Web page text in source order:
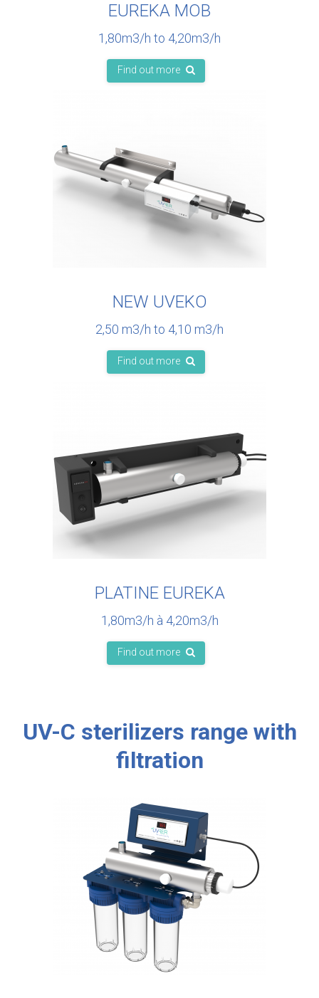
EUREKA MOB
1,80m3/h to 4,20m3/h
Find out more
NEW UVEKO
2,50 m3/h to 4,10 m3/h
Find out more
PLATINE EUREKA
1,80m3/h à 4,20m3/h
Find out more
UV-C sterilizers range with
filtration